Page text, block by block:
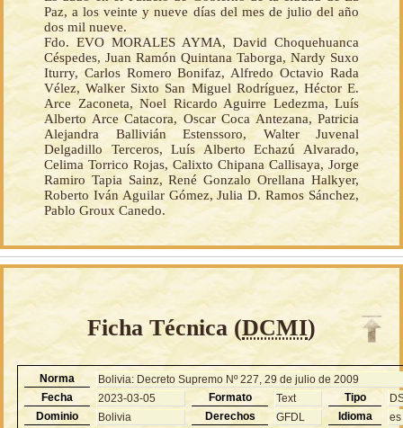
Paz, a los veinte y nueve días del mes de julio del año
dos mil nueve.
Fdo. EVO MORALES AYMA, David Choquehuanca
Céspedes, Juan Ramón Quintana Taborga, Nardy Suxo
Iturry, Carlos Romero Bonifaz, Alfredo Octavio Rada
Vélez, Walker Sixto San Miguel Rodríguez, Héctor E.
Arce Zaconeta, Noel Ricardo Aguirre Ledezma, Luís
Alberto Arce Catacora, Oscar Coca Antezana, Patricia
Alejandra Ballivián Estenssoro, Walter Juvenal
Delgadillo Terceros, Luís Alberto Echazú Alvarado,
Celima Torrico Rojas, Calixto Chipana Callisaya, Jorge
Ramiro Tapia Sainz, René Gonzalo Orellana Halkyer,
Roberto Iván Aguilar Gómez, Julia D. Ramos Sánchez,
Pablo Groux Canedo.
Ficha Técnica (DCMI)
Norma
Bolivia: Decreto Supremo Nº 227, 29 de julio de 2009
Fecha
2023-03-05 Formato Text Tipo
Dominio
Bolivia Derechos GFDL Idioma es